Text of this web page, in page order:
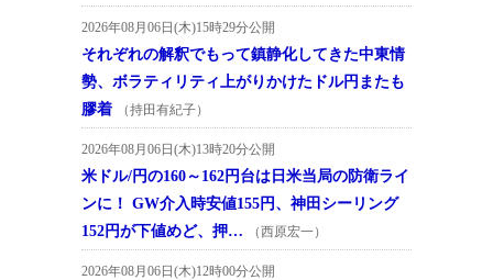
2026年08月06日(木)15時29分公開
それぞれの解釈でもって鎮静化してきた中東情
勢、ボラティリティ上がりかけたドル円またも
膠着
（持田有紀子）
2026年08月06日(木)13時20分公開
米ドル/円の160～162円台は日米当局の防衛ライ
ンに！ GW介入時安値155円、神田シーリング
152円が下値めど、押…
（西原宏一）
2026年08月06日(木)12時00分公開